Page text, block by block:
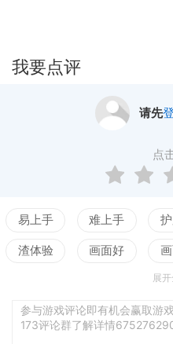
我要点评
请先
点
易上手 难上手
渣体验 画面好
立绘不行 声优赞
展
参与游戏评论即有机会赢取游
173评论群了解详情